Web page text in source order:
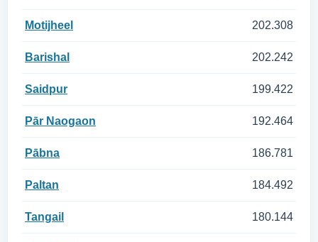
Motijheel 202.308
Barishal 202.242
Saidpur 199.422
Pār Naogaon 192.464
Pābna 186.781
Paltan 184.492
Tangail 180.144